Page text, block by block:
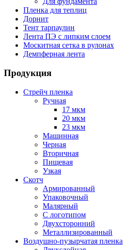
Пленка для теплиц
Дорнит
Тент тарпаулин
Лента ПЭ с липким слоем
Москитная сетка в рулонах
Демпферная лента
Продукция
Стрейч пленка
Ручная
17 мкм
20 мкм
23 мкм
Машинная
Черная
Вторичная
Пищевая
Узкая
Скотч
Армированный
Упаковочный
Малярный
С логотипом
Двухсторонний
Металлизированный
Воздушно-пузырчатая пленка